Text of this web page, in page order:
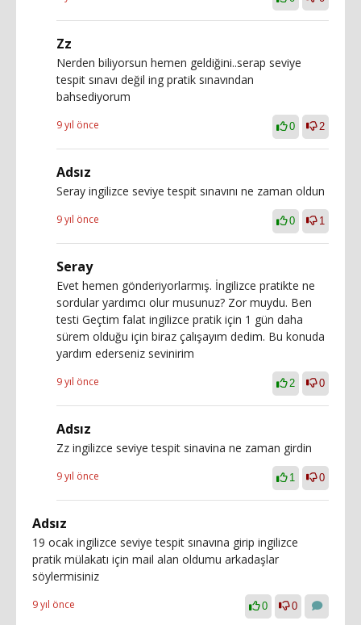
Zz
Nerden biliyorsun hemen geldiğini..serap seviye
tespit sınavı değil ing pratik sınavından
bahsediyorum
9 yıl önce 0 2
Adsız
Seray ingilizce seviye tespit sınavını ne zaman oldun
9 yıl önce 0 1
Seray
Evet hemen gönderiyorlarmış. İngilizce pratikte ne
sordular yardımcı olur musunuz? Zor muydu. Ben
testi Geçtim falat ingilizce pratik için 1 gün daha
sürem olduğu için biraz çalışayım dedim. Bu konuda
yardım ederseniz sevinirim
9 yıl önce 2 0
Adsız
Zz ingilizce seviye tespit sinavina ne zaman girdin
9 yıl önce 1 0
Adsız
19 ocak ingilizce seviye tespit sınavına girip ingilizce
pratik mülakatı için mail alan oldumu arkadaşlar
söylermisiniz
9 yıl önce 0 0